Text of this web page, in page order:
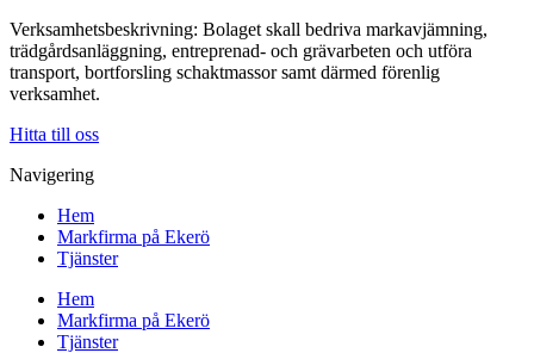
Verksamhetsbeskrivning: Bolaget skall bedriva markavjämning,
trädgårdsanläggning, entreprenad- och grävarbeten och utföra
transport, bortforsling schaktmassor samt därmed förenlig
verksamhet.
Hitta till oss
Navigering
Hem
Markfirma på Ekerö
Tjänster
Hem
Markfirma på Ekerö
Tjänster